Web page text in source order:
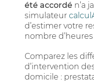
été accordé n’a
simulateur
d’estimer votre
nombre
Comparez les
d’intervention
domicile :